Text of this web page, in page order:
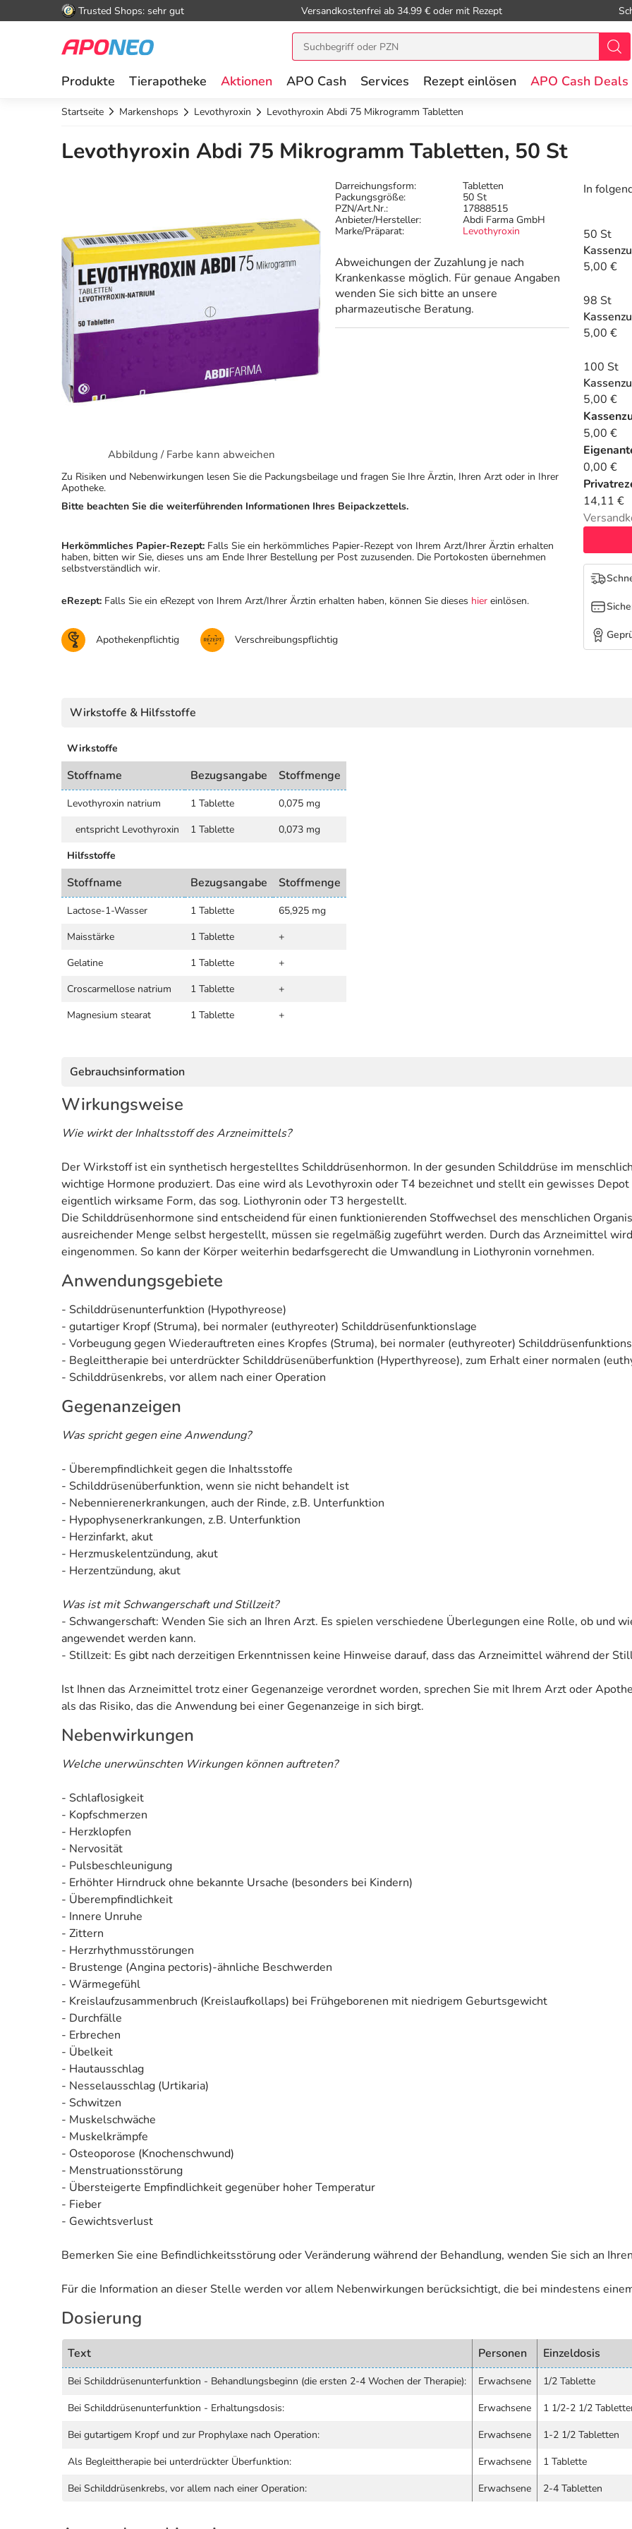
Trusted Shops: sehr gut Versandkostenfrei ab 34.99 € oder mit Rezept
Produkte Tierapotheke Aktionen APO Cash Services Rezept einlösen APO Cash Deals
Startseite Markenshops Levothyroxin Levothyroxin Abdi 75 Mikrogramm Tabletten
Levothyroxin Abdi 75 Mikrogramm Tabletten, 50 St
Abbildung / Farbe kann abweichen
Darreichungsform:
Tabletten
Packungsgröße:
50 St
PZN/Art.Nr.:
17888515
Anbieter/Hersteller:
Abdi Farma GmbH
Marke/Präparat:
Levothyroxin
Abweichungen der Zuzahlung je nach
Krankenkasse möglich. Für genaue Angaben
wenden Sie sich bitte an unsere
pharmazeutische Beratung.
In
50 St
5,00 €
98 St
5,00 €
100 St
5,00 €
5,00 €
0,00 €
14,11 €
Zu Risiken und Nebenwirkungen lesen Sie die Packungsbeilage und fragen Sie Ihre Ärztin, Ihren Arzt oder in Ihrer
Apotheke.
Bitte beachten Sie die weiterführenden Informationen Ihres Beipackzettels.
Herkömmliches Papier-Rezept: Falls Sie ein herkömmliches Papier-Rezept von Ihrem Arzt/Ihrer Ärztin erhalten
haben, bitten wir Sie, dieses uns am Ende Ihrer Bestellung per Post zuzusenden. Die Portokosten übernehmen
selbstverständlich wir.
eRezept: Falls Sie ein eRezept von Ihrem Arzt/Ihrer Ärztin erhalten haben, können Sie dieses hier einlösen.
Apothekenpflichtig Verschreibungspflichtig
Wirkstoffe & Hilfsstoffe
Wirkstoffe
Stoffname Bezugsangabe Stoffmenge
Levothyroxin natrium 1 Tablette
0,075 mg
entspricht Levothyroxin
1 Tablette
0,073 mg
Hilfsstoffe
Stoffname Bezugsangabe Stoffmenge
Lactose-1-Wasser 1 Tablette
65,925 mg
Maisstärke
1 Tablette
+
Gelatine
1 Tablette
+
Croscarmellose natrium
1 Tablette
+
Magnesium stearat
1 Tablette +
Gebrauchsinformation
Wirkungsweise
Wie wirkt der Inhaltsstoff des Arzneimittels?
Der Wirkstoff ist ein synthetisch hergestelltes Schilddrüsenhormon. In der gesunden Schilddrüse im
wichtige Hormone produziert. Das eine wird als Levothyroxin oder T4 bezeichnet und stellt ein gewisses Depot
eigentlich wirksame Form, das sog. Liothyronin oder T3 hergestellt.
Die Schilddrüsenhormone sind entscheidend für einen funktionierenden Stoffwechsel des menschlichen
ausreichender Menge selbst hergestellt, müssen sie regelmäßig zugeführt werden. Durch das Arzneimittel
eingenommen. So kann der Körper weiterhin bedarfsgerecht die Umwandlung in Liothyronin vornehmen.
Anwendungsgebiete
- Schilddrüsenunterfunktion (Hypothyreose)
- gutartiger Kropf (Struma), bei normaler (euthyreoter) Schilddrüsenfunktionslage
- Vorbeugung gegen Wiederauftreten eines Kropfes (Struma), bei normaler (euthyreoter)
- Begleittherapie bei unterdrückter Schilddrüsenüberfunktion (Hyperthyreose), zum Erhalt einer normalen
- Schilddrüsenkrebs, vor allem nach einer Operation
Gegenanzeigen
Was spricht gegen eine Anwendung?
- Überempfindlichkeit gegen die Inhaltsstoffe
- Schilddrüsenüberfunktion, wenn sie nicht behandelt ist
- Nebennierenerkrankungen, auch der Rinde, z.B. Unterfunktion
- Hypophysenerkrankungen, z.B. Unterfunktion
- Herzinfarkt, akut
- Herzmuskelentzündung, akut
- Herzentzündung, akut
Was ist mit Schwangerschaft und Stillzeit?
- Schwangerschaft: Wenden Sie sich an Ihren Arzt. Es spielen verschiedene Überlegungen eine Rolle, ob und
angewendet werden kann.
- Stillzeit: Es gibt nach derzeitigen Erkenntnissen keine Hinweise darauf, dass das Arzneimittel während der
Ist Ihnen das Arzneimittel trotz einer Gegenanzeige verordnet worden, sprechen Sie mit Ihrem Arzt oder
als das Risiko, das die Anwendung bei einer Gegenanzeige in sich birgt.
Nebenwirkungen
Welche unerwünschten Wirkungen können auftreten?
- Schlaflosigkeit
- Kopfschmerzen
- Herzklopfen
- Nervosität
- Pulsbeschleunigung
- Erhöhter Hirndruck ohne bekannte Ursache (besonders bei Kindern)
- Überempfindlichkeit
- Innere Unruhe
- Zittern
- Herzrhythmusstörungen
- Brustenge (Angina pectoris)-ähnliche Beschwerden
- Wärmegefühl
- Kreislaufzusammenbruch (Kreislaufkollaps) bei Frühgeborenen mit niedrigem Geburtsgewicht
- Durchfälle
- Erbrechen
- Übelkeit
- Hautausschlag
- Nesselausschlag (Urtikaria)
- Schwitzen
- Muskelschwäche
- Muskelkrämpfe
- Osteoporose (Knochenschwund)
- Menstruationsstörung
- Übersteigerte Empfindlichkeit gegenüber hoher Temperatur
- Fieber
- Gewichtsverlust
Bemerken Sie eine Befindlichkeitsstörung oder Veränderung während der Behandlung, wenden Sie sich an
Für die Information an dieser Stelle werden vor allem Nebenwirkungen berücksichtigt, die bei mindestens
Dosierung
Text Personen Einzeldosis
Bei Schilddrüsenunterfunktion - Behandlungsbeginn (die ersten 2-4 Wochen der Therapie): Erwachsene 1/2 Tablette
Bei Schilddrüsenunterfunktion - Erhaltungsdosis:
Erwachsene 1 1/2-2 1/2
Bei gutartigem Kropf und zur Prophylaxe nach Operation:
Erwachsene 1-2 1/2 Tabletten
Als Begleittherapie bei unterdrückter Überfunktion:
Erwachsene 1 Tablette
Bei Schilddrüsenkrebs, vor allem nach einer Operation:
Erwachsene 2-4 Tabletten